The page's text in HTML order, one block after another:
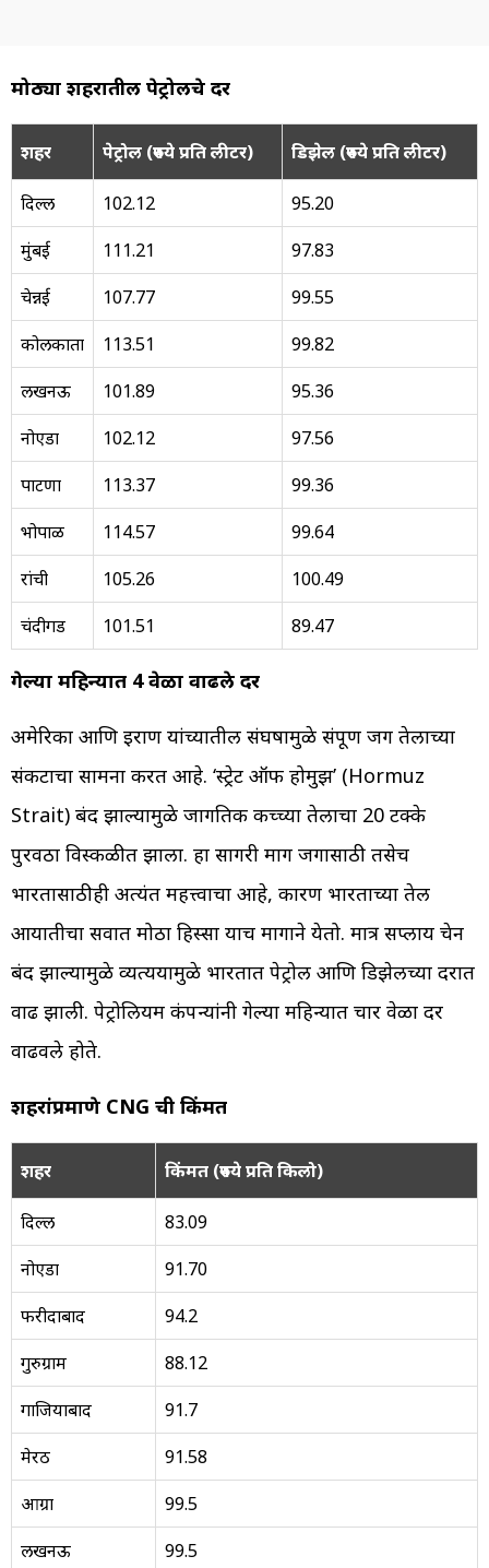
मोठ्या शहरातील पेट्रोलचे दर
शहर पेट्रोल (रुपये प्रति लीटर) डिझेल (रुपये प्रति लीटर)
दिल्ली 102.12
95.20
मुंबई
111.21
97.83
चेन्नई
107.77
99.55
कोलकाता
113.51
99.82
लखनऊ
101.89
95.36
नोएडा
102.12
97.56
पाटणा
113.37
99.36
भोपाळ
114.57
99.64
रांची
105.26
100.49
चंदीगड
101.51 89.47
गेल्या महिन्यात 4 वेळा वाढले दर
अमेरिका आणि इराण यांच्यातील संघर्षामुळे संपूर्ण जग तेलाच्या
संकटाचा सामना करत आहे. ‘स्ट्रेट ऑफ होर्मुझ’ (Hormuz
Strait) बंद झाल्यामुळे जागतिक कच्च्या तेलाचा 20 टक्के
पुरवठा विस्कळीत झाला. हा सागरी मार्ग जगासाठी तसेच
भारतासाठीही अत्यंत महत्त्वाचा आहे, कारण भारताच्या तेल
आयातीचा सर्वात मोठा हिस्सा याच मार्गाने येतो. मात्र सप्लाय चेन
बंद झाल्यामुळे व्यत्ययामुळे भारतात पेट्रोल आणि डिझेलच्या दरात
वाढ झाली. पेट्रोलियम कंपन्यांनी गेल्या महिन्यात चार वेळा दर
वाढवले होते.
शहरांप्रमाणे CNG ची किंमत
शहर किंमत (रुपये प्रति किलो)
दिल्ली
83.09
नोएडा
91.70
फरीदाबाद
94.2
गुरुग्राम
88.12
गाजियाबाद
91.7
मेरठ
91.58
आग्रा
99.5
लखनऊ
99.5